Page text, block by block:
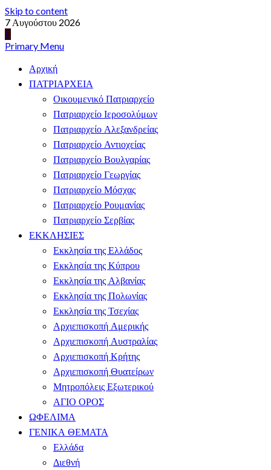
Skip to content
7 Αυγούστου 2026
Primary Menu
Αρχική
ΠΑΤΡΙΑΡΧΕΙΑ
Οικουμενικό Πατριαρχείο
Πατριαρχείο Ιεροσολύμων
Πατριαρχείο Αλεξανδρείας
Πατριαρχείο Αντιοχείας
Πατριαρχείο Βουλγαρίας
Πατριαρχείο Γεωργίας
Πατριαρχείο Μόσχας
Πατριαρχείο Ρουμανίας
Πατριαρχείο Σερβίας
ΕΚΚΛΗΣΙΕΣ
Εκκλησία της Ελλάδος
Εκκλησία της Κύπρου
Εκκλησία της Αλβανίας
Εκκλησία της Πολωνίας
Εκκλησία της Τσεχίας
Αρχιεπισκοπή Αμερικής
Αρχιεπισκοπή Αυστραλίας
Αρχιεπισκοπή Κρήτης
Αρχιεπισκοπή Θυατείρων
Μητροπόλεις Εξωτερικού
ΑΓΙΟ ΟΡΟΣ
ΩΦΕΛΙΜΑ
ΓΕΝΙΚΑ ΘΕΜΑΤΑ
Ελλάδα
Διεθνή